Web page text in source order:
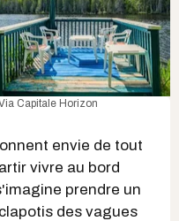
Capitale Horizon
envie de tout
vivre au bord
prendre un
des vagues